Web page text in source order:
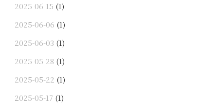
2025-06-15 (1)
2025-06-06 (1)
2025-06-03 (1)
2025-05-28 (1)
2025-05-22 (1)
2025-05-17 (1)